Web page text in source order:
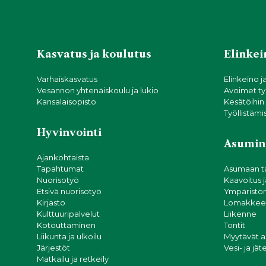
Kasvatus ja koulutus
Varhaiskasvatus
Vesannon yhtenäiskoulu ja lukio
Kansalaisopisto
Hyvinvointi
Ajankohtaista
Tapahtumat
Nuorisotyö
Etsivä nuorisotyö
Kirjasto
Kulttuuripalvelut
Kotouttaminen
Liikunta ja ulkoilu
Järjestöt
Matkailu ja retkeily
Elinkeino
Avoimet
Kesätöihin
Asumaan
Kaavoitus
Liikenne
Tontit
Myytävät
Vesi- ja